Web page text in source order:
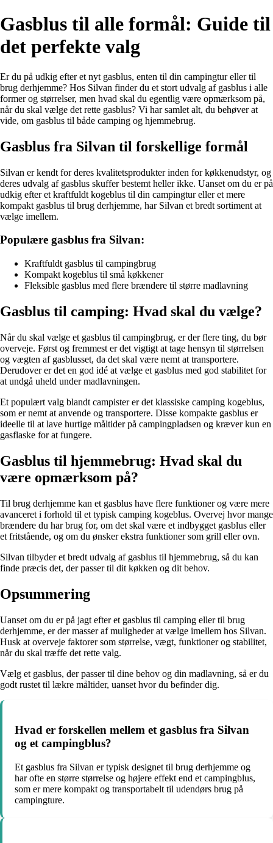
Gasblus til alle formål: Guide til
det perfekte valg
Er du på udkig efter et nyt gasblus, enten til din campingtur eller til
brug derhjemme? Hos Silvan finder du et stort udvalg af gasblus i alle
former og størrelser, men hvad skal du egentlig være opmærksom på,
når du skal vælge det rette gasblus? Vi har samlet alt, du behøver at
vide, om gasblus til både camping og hjemmebrug.
Gasblus fra Silvan til forskellige formål
Silvan er kendt for deres kvalitetsprodukter inden for køkkenudstyr, og
deres udvalg af gasblus skuffer bestemt heller ikke. Uanset om du er på
udkig efter et kraftfuldt kogeblus til din campingtur eller et mere
kompakt gasblus til brug derhjemme, har Silvan et bredt sortiment at
vælge imellem.
Populære gasblus fra Silvan:
Kraftfuldt gasblus til campingbrug
Kompakt kogeblus til små køkkener
Fleksible gasblus med flere brændere til større madlavning
Gasblus til camping: Hvad skal du vælge?
Når du skal vælge et gasblus til campingbrug, er der flere ting, du bør
overveje. Først og fremmest er det vigtigt at tage hensyn til størrelsen
og vægten af gasblusset, da det skal være nemt at transportere.
Derudover er det en god idé at vælge et gasblus med god stabilitet for
at undgå uheld under madlavningen.
Et populært valg blandt campister er det klassiske camping kogeblus,
som er nemt at anvende og transportere. Disse kompakte gasblus er
ideelle til at lave hurtige måltider på campingpladsen og kræver kun en
gasflaske for at fungere.
Gasblus til hjemmebrug: Hvad skal du
være opmærksom på?
Til brug derhjemme kan et gasblus have flere funktioner og være mere
avanceret i forhold til et typisk camping kogeblus. Overvej hvor mange
brændere du har brug for, om det skal være et indbygget gasblus eller
et fritstående, og om du ønsker ekstra funktioner som grill eller ovn.
Silvan tilbyder et bredt udvalg af gasblus til hjemmebrug, så du kan
finde præcis det, der passer til dit køkken og dit behov.
Opsummering
Uanset om du er på jagt efter et gasblus til camping eller til brug
derhjemme, er der masser af muligheder at vælge imellem hos Silvan.
Husk at overveje faktorer som størrelse, vægt, funktioner og stabilitet,
når du skal træffe det rette valg.
Vælg et gasblus, der passer til dine behov og din madlavning, så er du
godt rustet til lækre måltider, uanset hvor du befinder dig.
Hvad er forskellen mellem et gasblus fra Silvan
og et campingblus?
Et gasblus fra Silvan er typisk designet til brug derhjemme og
har ofte en større størrelse og højere effekt end et campingblus,
som er mere kompakt og transportabelt til udendørs brug på
campingture.